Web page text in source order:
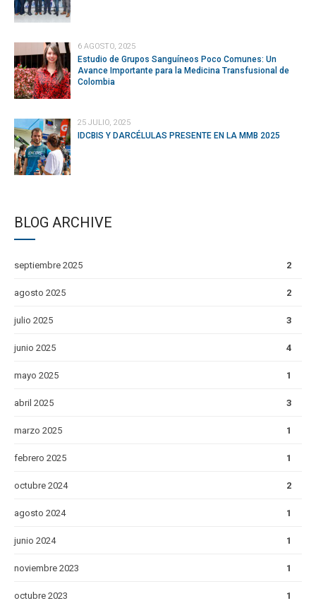
6 AGOSTO, 2025
Estudio de Grupos Sanguíneos Poco Comunes: Un
Avance Importante para la Medicina Transfusional de
Colombia
25 JULIO, 2025
IDCBIS Y DARCÉLULAS PRESENTE EN LA MMB 2025
BLOG ARCHIVE
septiembre 2025 2
agosto 2025 2
julio 2025 3
junio 2025 4
mayo 2025 1
abril 2025 3
marzo 2025 1
febrero 2025 1
octubre 2024 2
agosto 2024 1
junio 2024 1
noviembre 2023 1
octubre 2023 1